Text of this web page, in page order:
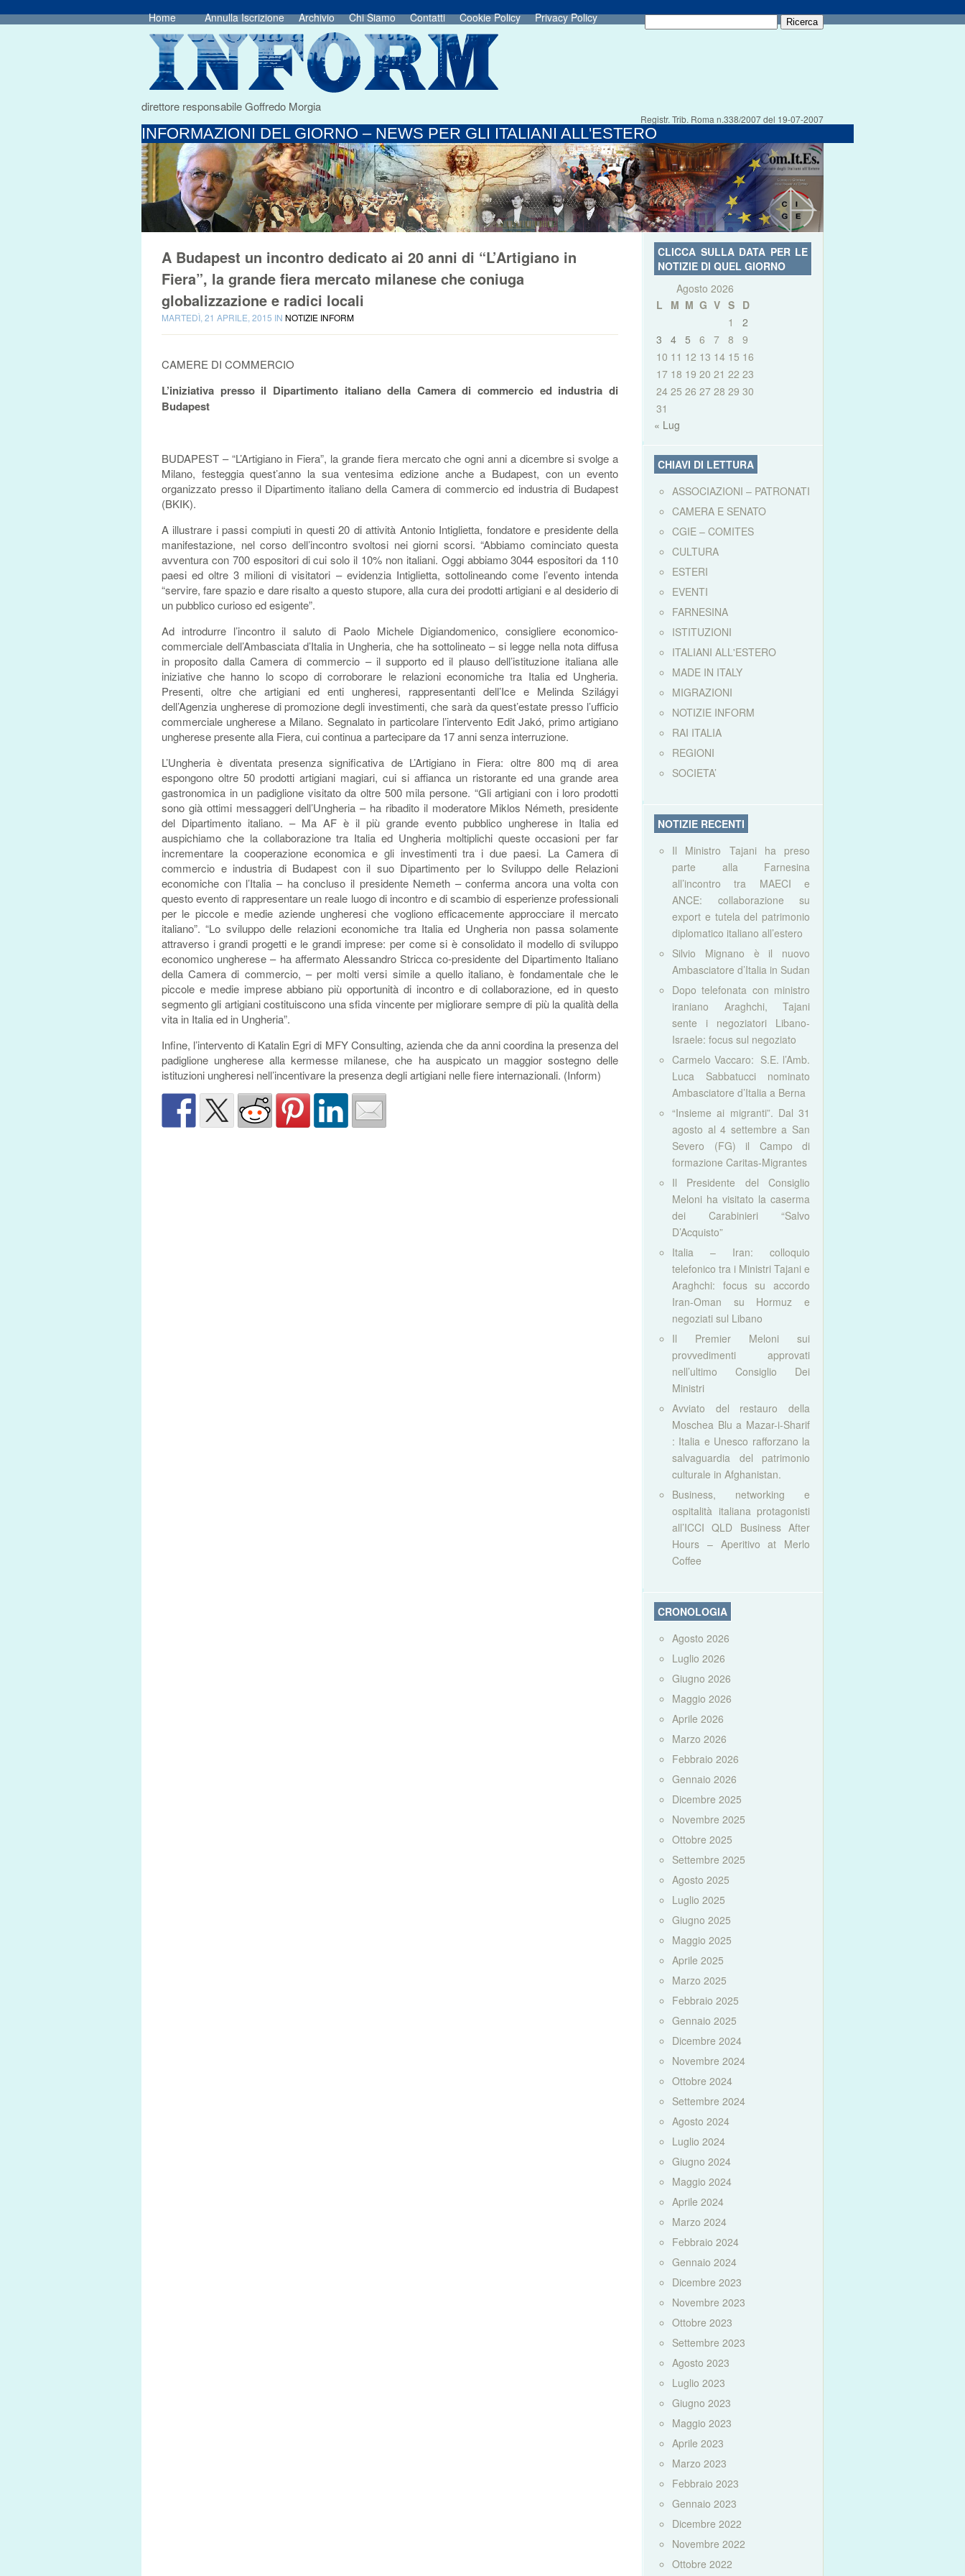
Home Annulla Iscrizione Archivio Chi Siamo Contatti Cookie Policy Privacy Policy
direttore responsabile Goffredo Morgia
Registr. Trib. Roma n.338/2007 del 19-07-2007
INFORMAZIONI DEL GIORNO – NEWS PER GLI ITALIANI ALL'ESTERO
A Budapest un incontro dedicato ai 20 anni di “L’Artigiano in
Fiera”, la grande fiera mercato milanese che coniuga
globalizzazione e radici locali
MARTEDÌ, 21 APRILE, 2015 IN NOTIZIE INFORM
CAMERE DI COMMERCIO
L’iniziativa presso il Dipartimento italiano della Camera di commercio ed industria di
Budapest
BUDAPEST – “L’Artigiano in Fiera”, la grande fiera mercato che ogni anni a dicembre si svolge a
Milano, festeggia quest’anno la sua ventesima edizione anche a Budapest, con un evento
organizzato presso il Dipartimento italiano della Camera di commercio ed industria di Budapest
(BKIK).
A illustrare i passi compiuti in questi 20 di attività Antonio Intiglietta, fondatore e presidente della
manifestazione, nel corso dell’incontro svoltosi nei giorni scorsi. “Abbiamo cominciato questa
avventura con 700 espositori di cui solo il 10% non italiani. Oggi abbiamo 3044 espositori da 110
paesi ed oltre 3 milioni di visitatori – evidenzia Intiglietta, sottolineando come l’evento intenda
“servire, fare spazio e dare risalto a questo stupore, alla cura dei prodotti artigiani e al desiderio di
un pubblico curioso ed esigente”.
Ad introdurre l’incontro il saluto di Paolo Michele Digiandomenico, consigliere economico-
commerciale dell’Ambasciata d’Italia in Ungheria, che ha sottolineato – si legge nella nota diffusa
in proposito dalla Camera di commercio – il supporto ed il plauso dell’istituzione italiana alle
iniziative che hanno lo scopo di corroborare le relazioni economiche tra Italia ed Ungheria.
Presenti, oltre che artigiani ed enti ungheresi, rappresentanti dell’Ice e Melinda Szilágyi
dell’Agenzia ungherese di promozione degli investimenti, che sarà da quest’estate presso l’ufficio
commerciale ungherese a Milano. Segnalato in particolare l’intervento Edit Jakó, primo artigiano
ungherese presente alla Fiera, cui continua a partecipare da 17 anni senza interruzione.
L’Ungheria è diventata presenza significativa de L’Artigiano in Fiera: oltre 800 mq di area
espongono oltre 50 prodotti artigiani magiari, cui si affianca un ristorante ed una grande area
gastronomica in un padiglione visitato da oltre 500 mila persone. “Gli artigiani con i loro prodotti
sono già ottimi messaggeri dell’Ungheria – ha ribadito il moderatore Miklos Németh, presidente
del Dipartimento italiano. – Ma AF è il più grande evento pubblico ungherese in Italia ed
auspichiamo che la collaborazione tra Italia ed Ungheria moltiplichi queste occasioni per far
incrementare la cooperazione economica e gli investimenti tra i due paesi. La Camera di
commercio e industria di Budapest con il suo Dipartimento per lo Sviluppo delle Relazioni
economiche con l’Italia – ha concluso il presidente Nemeth – conferma ancora una volta con
questo evento di rappresentare un reale luogo di incontro e di scambio di esperienze professionali
per le piccole e medie aziende ungheresi che vogliono efficacemente approcciare il mercato
italiano”. “Lo sviluppo delle relazioni economiche tra Italia ed Ungheria non passa solamente
attraverso i grandi progetti e le grandi imprese: per come si è consolidato il modello di sviluppo
economico ungherese – ha affermato Alessandro Stricca co-presidente del Dipartimento Italiano
della Camera di commercio, – per molti versi simile a quello italiano, è fondamentale che le
piccole e medie imprese abbiano più opportunità di incontro e di collaborazione, ed in questo
segmento gli artigiani costituiscono una sfida vincente per migliorare sempre di più la qualità della
vita in Italia ed in Ungheria”.
Infine, l’intervento di Katalin Egri di MFY Consulting, azienda che da anni coordina la presenza del
padiglione ungherese alla kermesse milanese, che ha auspicato un maggior sostegno delle
istituzioni ungheresi nell’incentivare la presenza degli artigiani nelle fiere internazionali. (Inform)
CLICCA SULLA DATA PER LE
NOTIZIE DI QUEL GIORNO
Agosto 2026
L
M M G V S D
1
2
3
4 5 6 7 8
9
10 11 12 13 14 15 16
17 18 19 20 21 22 23
24 25 26 27 28 29 30
31
« Lug
CHIAVI DI LETTURA
ASSOCIAZIONI – PATRONATI
CAMERA E SENATO
CGIE – COMITES
CULTURA
ESTERI
EVENTI
FARNESINA
ISTITUZIONI
ITALIANI ALL'ESTERO
MADE IN ITALY
MIGRAZIONI
NOTIZIE INFORM
RAI ITALIA
REGIONI
SOCIETA’
NOTIZIE RECENTI
Il Ministro Tajani ha preso
parte alla Farnesina
all’incontro tra MAECI e
ANCE: collaborazione su
export e tutela del patrimonio
diplomatico italiano all’estero
Silvio Mignano è il nuovo
Ambasciatore d’Italia in Sudan
Dopo telefonata con ministro
iraniano Araghchi, Tajani
sente i negoziatori Libano-
Israele: focus sul negoziato
Carmelo Vaccaro: S.E. l’Amb.
Luca Sabbatucci nominato
Ambasciatore d’Italia a Berna
“Insieme ai migranti”. Dal 31
agosto al 4 settembre a San
Severo (FG) il Campo di
formazione Caritas-Migrantes
Il Presidente del Consiglio
Meloni ha visitato la caserma
dei Carabinieri “Salvo
D’Acquisto”
Italia – Iran: colloquio
telefonico tra i Ministri Tajani e
Araghchi: focus su accordo
Iran-Oman su Hormuz e
negoziati sul Libano
Il Premier Meloni sui
provvedimenti approvati
nell’ultimo Consiglio Dei
Ministri
Avviato del restauro della
Moschea Blu a Mazar-i-Sharif
: Italia e Unesco rafforzano la
salvaguardia del patrimonio
culturale in Afghanistan.
Business, networking e
ospitalità italiana protagonisti
all’ICCI QLD Business After
Hours – Aperitivo at Merlo
Coffee
CRONOLOGIA
Agosto 2026
Luglio 2026
Giugno 2026
Maggio 2026
Aprile 2026
Marzo 2026
Febbraio 2026
Gennaio 2026
Dicembre 2025
Novembre 2025
Ottobre 2025
Settembre 2025
Agosto 2025
Luglio 2025
Giugno 2025
Maggio 2025
Aprile 2025
Marzo 2025
Febbraio 2025
Gennaio 2025
Dicembre 2024
Novembre 2024
Ottobre 2024
Settembre 2024
Agosto 2024
Luglio 2024
Giugno 2024
Maggio 2024
Aprile 2024
Marzo 2024
Febbraio 2024
Gennaio 2024
Dicembre 2023
Novembre 2023
Ottobre 2023
Settembre 2023
Agosto 2023
Luglio 2023
Giugno 2023
Maggio 2023
Aprile 2023
Marzo 2023
Febbraio 2023
Gennaio 2023
Dicembre 2022
Novembre 2022
Ottobre 2022